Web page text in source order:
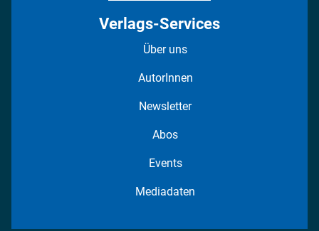
Verlags-Services
Über uns
AutorInnen
Newsletter
Abos
Events
Mediadaten